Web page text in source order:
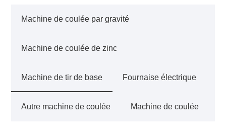
Machine de coulée par gravité
Machine de coulée de zinc
Machine de tir de base Fournaise électrique
Autre machine de coulée Machine de coulée